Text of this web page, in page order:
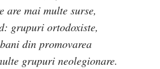
are mai multe surse,
grupuri ortodoxiste,
din promovarea
grupuri neolegionare.